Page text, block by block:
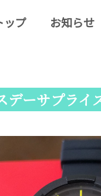
ップ お知らせ
デーサプラ